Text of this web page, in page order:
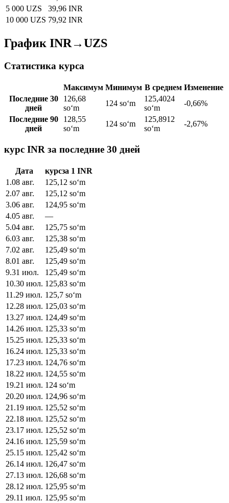
5 000 UZS
39,96 INR
10 000 UZS 79,92 INR
График INR→UZS
Статистика курса
Максимум Минимум В среднем Изменение
Последние 30
дней
126,68
soʻm
124 soʻm
125,4024
soʻm
-0,66%
Последние 90
дней
128,55
soʻm
124 soʻm
125,8912
soʻm
-2,67%
курс INR за последние 30 дней
Дата курсза 1 INR
1 .08 авг. 125,12 soʻm
2.07 авг. 125,12 soʻm
3.06 авг. 124,95 soʻm
4.05 авг.
—
5.04 авг. 125,75 soʻm
6.03 авг. 125,38 soʻm
7.02 авг. 125,49 soʻm
8.01 авг. 125,49 soʻm
9.31 июл. 125,49 soʻm
10.30 июл. 125,83 soʻm
11 .29 июл. 125,7 soʻm
12.28 июл. 125,03 soʻm
13.27 июл. 124,49 soʻm
14.26 июл. 125,33 soʻm
15.25 июл. 125,33 soʻm
16.24 июл. 125,33 soʻm
17.23 июл. 124,76 soʻm
18.22 июл. 124,55 soʻm
19.21 июл. 124 soʻm
20.20 июл. 124,96 soʻm
21 .19 июл. 125,52 soʻm
22.18 июл. 125,52 soʻm
23.17 июл. 125,52 soʻm
24.16 июл. 125,59 soʻm
25.15 июл. 125,42 soʻm
26.14 июл. 126,47 soʻm
27.13 июл. 126,68 soʻm
28.12 июл. 125,95 soʻm
29.11 июл. 125,95 soʻm